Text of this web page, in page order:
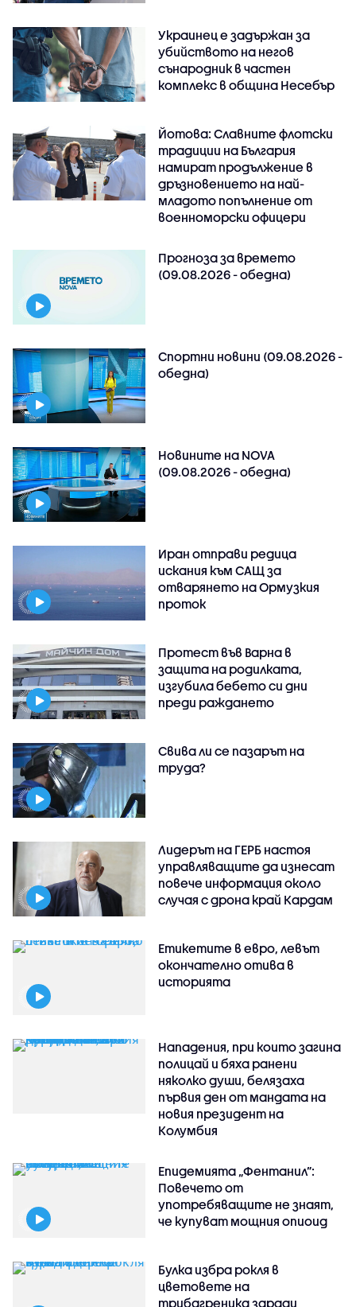
Украинец е задържан за
убийството на негов
сънародник в частен
комплекс в община Несебър
Йотова: Славните флотски
традиции на България
намират продължение в
дръзновението на най-
младото попълнение от
военноморски офицери
Прогноза за времето
(09.08.2026 - обедна)
Спортни новини (09.08.2026 -
обедна)
Новините на NOVA
(09.08.2026 - обедна)
Иран отправи редица
искания към САЩ за
отварянето на Ормузкия
проток
Протест във Варна в
защита на родилката,
изгубила бебето си дни
преди раждането
Свива ли се пазарът на
труда?
Лидерът на ГЕРБ настоя
управляващите да изнесат
повече информация около
случая с дрона край Кардам
Етикетите в евро, левът
окончателно отива в
историята
Нападения, при които загина
полицай и бяха ранени
няколко души, белязаха
първия ден от мандата на
новия президент на
Колумбия
Епидемията „Фентанил”:
Повечето от
употребяващите не знаят,
че купуват мощния опиоид
Булка избра рокля в
цветовете на
трибагреника заради